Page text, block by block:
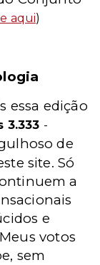
aqui)
essa edição
3.333 -
de
site. Só
a
e
votos
sem